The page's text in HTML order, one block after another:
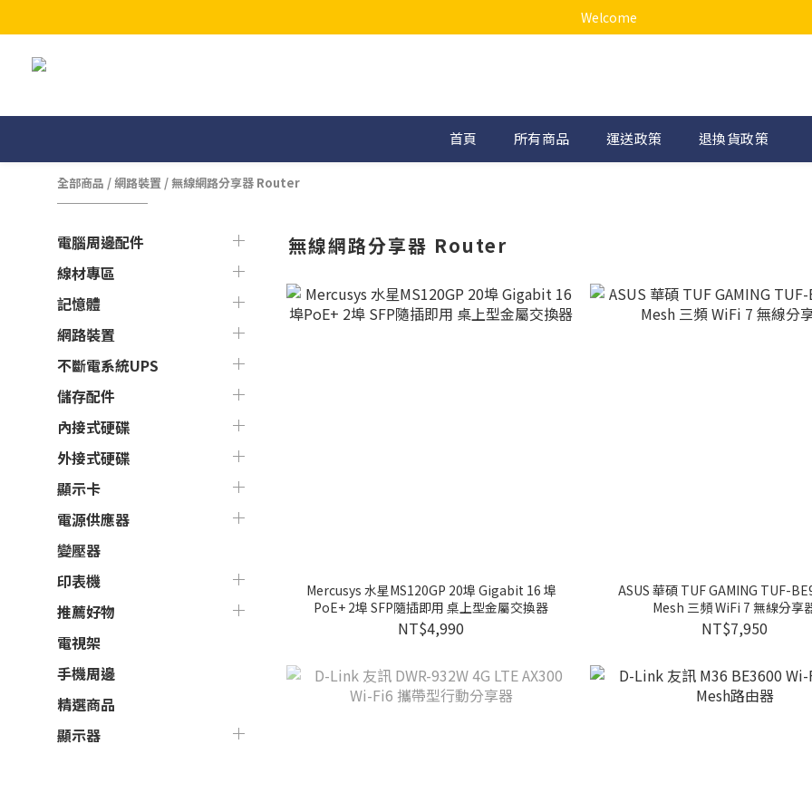
Welcome
首頁 所有商品 運送政策 退換貨政策
全部商品 /網路裝置 /無線網路分享器 Router
電腦周邊配件
線材專區
記憶體
網路裝置
不斷電系統UPS
儲存配件
內接式硬碟
外接式硬碟
顯示卡
電源供應器
變壓器
印表機
推薦好物
電視架
手機周邊
精選商品
顯示器
無線網路分享器 Router
Mercusys 水星MS120GP 20埠 Gigabit 16 埠
PoE+ 2埠 SFP隨插即用 桌上型金屬交換器
NT$4,990
ASUS 華碩 TUF GAMING TUF-
Mesh 三頻 WiFi 7 無線分享
NT$7,950